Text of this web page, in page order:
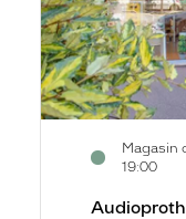
Audition
Magasin
19:00